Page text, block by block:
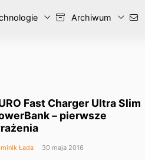
Archiwum
Fast Charger Ultra Slim
– pierwsze
Łada 30 maja 2016